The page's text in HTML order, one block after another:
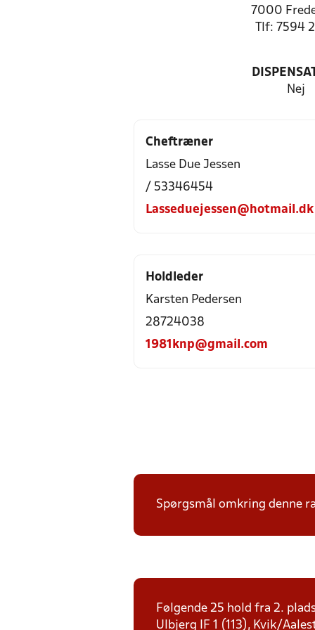
7000
Tlf: 7594
Nej
Cheftræner
Lasse Due Jessen
/ 53346454
Lasseduejessen@hotmail.dk
Holdleder
Karsten Pedersen
28724038
1981knp@gmail.com
Spørgsmål omkring denne
Følgende 25 hold fra 2.
Ulbjerg IF 1 (113), Kvik/